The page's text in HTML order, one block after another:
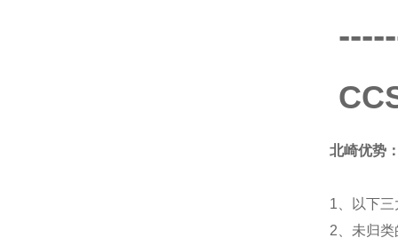
北崎优势
1、以下
2、未归